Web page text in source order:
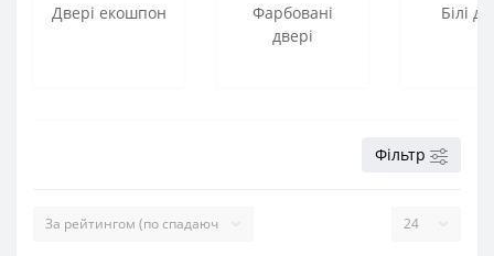
Двері екошпон
Фарбовані
двері
Білі
Фільтр